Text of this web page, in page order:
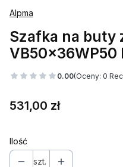
Alpma
Szafka na buty
VB50x36WP50
0.00(Oceny: 0
Cena
531,00 zł
Ilość
szt.